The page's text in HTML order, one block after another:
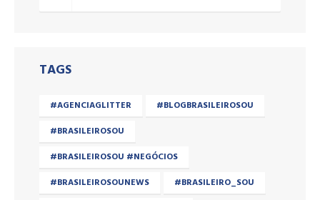
TAGS
#AGENCIAGLITTER
#BLOGBRASILEIROSOU
#BRASILEIROSOU
#BRASILEIROSOU #NEGÓCIOS
#BRASILEIROSOUNEWS
#BRASILEIRO_SOU